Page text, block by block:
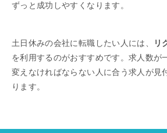
ずっと成功しやすくなります。
土日休みの会社に転職したい人には、
リ
を利用するのがおすすめです。求人数が
変えなければならない人に合う求人が見
ります。